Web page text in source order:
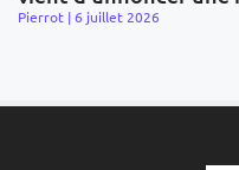
Pierrot 6 juillet 2026